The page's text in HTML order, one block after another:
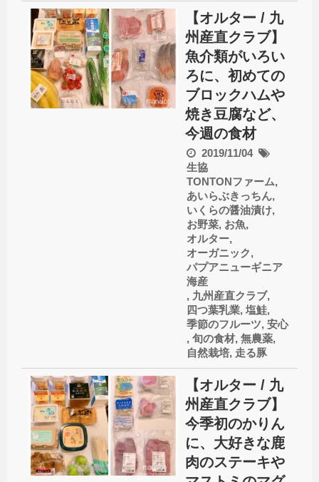
【オルター / 九
州産直クラブ】
魚介類がいろい
ろに、初めての
ブロックハムや
焼き豆腐など、
今週の食材
2019/11/04
生協
TONTONファーム,
あいらぶきっちん,
いくらの醤油漬け,
お野菜, お魚,
オルター,
オーガニック,
パプアニューギニア
海産
, 九州産直クラブ,
四つ葉乳業, 塩鮭,
季節のフルーツ, 安心
, 旬の食材, 無農薬,
自然栽培, 走る豚
【オルター / 九
州産直クラブ】
今季初のかりん
に、大好きな鹿
肉のステーキや